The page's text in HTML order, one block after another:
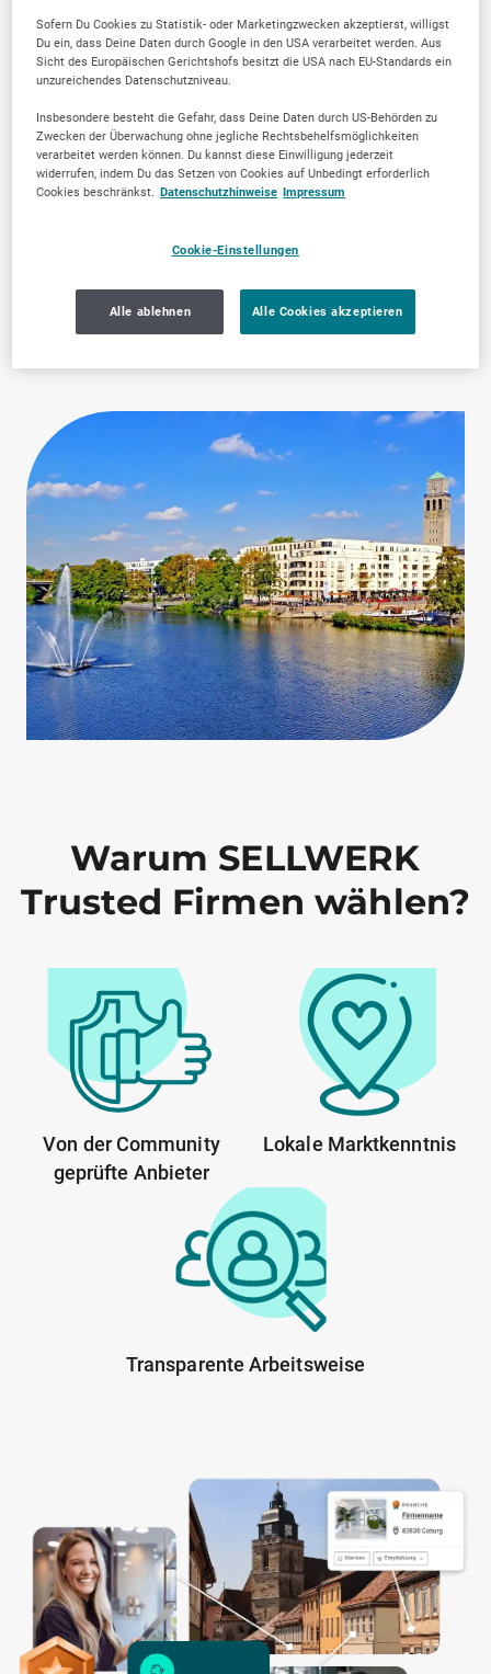
Weitere Branchen in
Mülheim an der Ruhr
Marketing, Werbung &
Warum SELLWERK
Trusted Firmen wählen?
Von der Community
geprüfte Anbieter
Lokale Marktkenntnis
Transparente Arbeitsweise
Sofern Du Cookies zu Statistik- oder Marketingzwecken akzeptierst, willigst
Du ein, dass Deine Daten durch Google in den USA verarbeitet werden. Aus
Sicht des Europäischen Gerichtshofs besitzt die USA nach EU-Standards ein
unzureichendes Datenschutzniveau.
Insbesondere besteht die Gefahr, dass Deine Daten durch US-Behörden zu
Zwecken der Überwachung ohne jegliche Rechtsbehelfsmöglichkeiten
verarbeitet werden können. Du kannst diese Einwilligung jederzeit
widerrufen, indem Du das Setzen von Cookies auf Unbedingt erforderlich
Cookies beschränkst. Datenschutzhinweise Impressum
Cookie-Einstellungen
Alle ablehnen Alle Cookies akzeptieren